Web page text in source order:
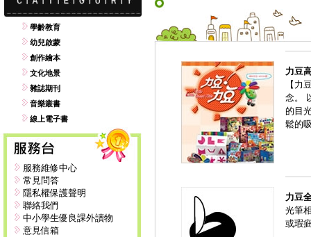
學齡教育
幼兒啟蒙
創作繪本
文化地景
雜誌期刊
音樂叢書
線上電子書
服務維修中心
常見問答
隱私權保護聲明
聯絡我們
中小學生優良課外讀物
意見信箱
力豆
【力
念。
的目
鬆的
力豆
光筆
或瑕